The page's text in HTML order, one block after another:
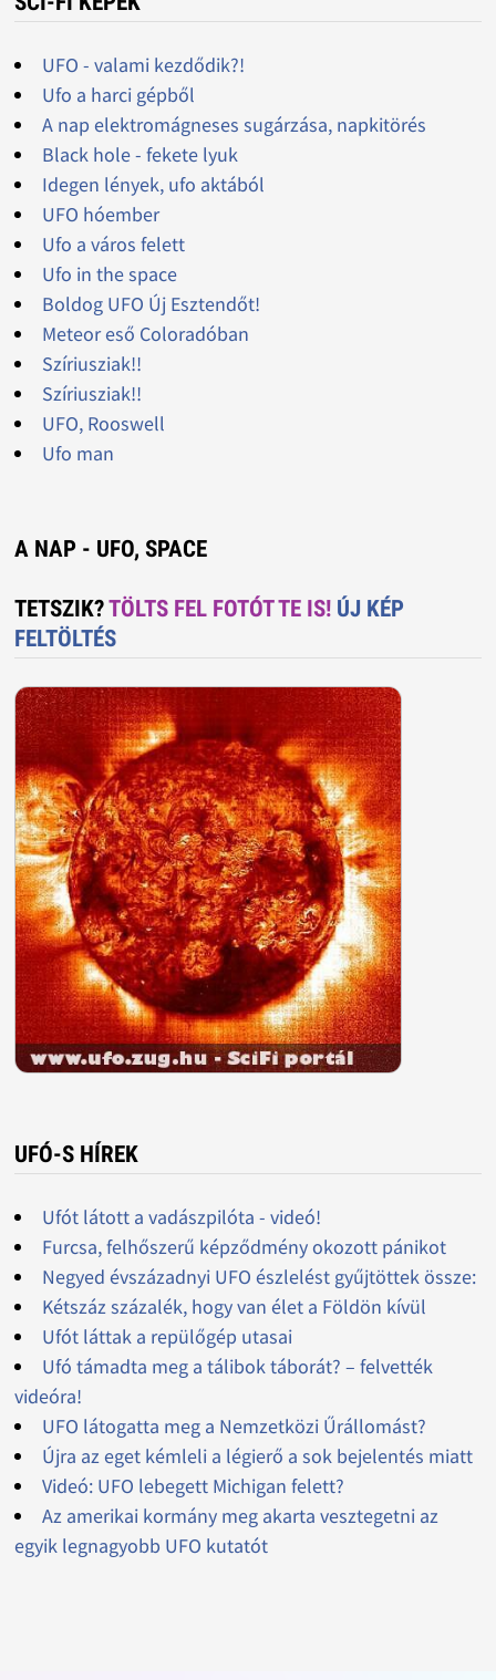
UFO - valami kezdődik?!
Ufo a harci gépből
A nap elektromágneses sugárzása, napkitörés
Black hole - fekete lyuk
Idegen lények, ufo aktából
UFO hóember
Ufo a város felett
Ufo in the space
Boldog UFO Új Esztendőt!
Meteor eső Coloradóban
Szíriusziak!!
Szíriusziak!!
UFO, Rooswell
Ufo man
A NAP - UFO, SPACE
TETSZIK?TÖLTS FEL FOTÓT TE IS! ÚJ KÉP
FELTÖLTÉS
UFÓ-S HÍREK
Ufót látott a vadászpilóta - videó!
Furcsa, felhőszerű képződmény okozott pánikot
Negyed évszázadnyi UFO észlelést gyűjtöttek össze:
Kétszáz százalék, hogy van élet a Földön kívül
Ufót láttak a repülőgép utasai
Ufó támadta meg a tálibok táborát? – felvették
videóra!
UFO látogatta meg a Nemzetközi Űrállomást?
Újra az eget kémleli a légierő a sok bejelentés miatt
Videó: UFO lebegett Michigan felett?
Az amerikai kormány meg akarta vesztegetni az
egyik legnagyobb UFO kutatót